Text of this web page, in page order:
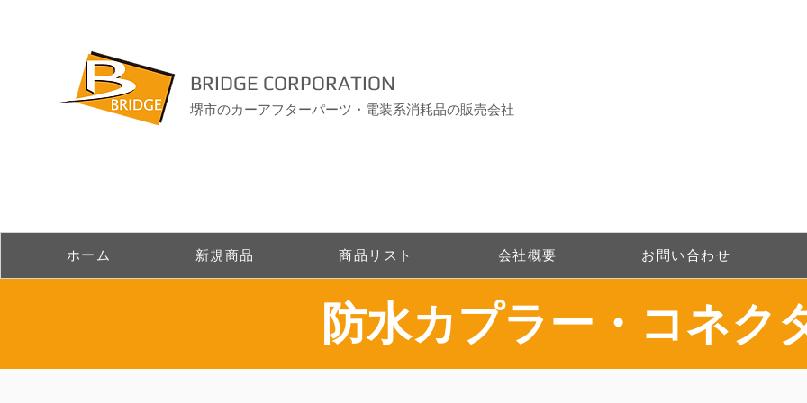
BRIDGE CORPORATION
堺市のカーアフターパーツ・電装系消耗品の販売会社
ホーム 新規商品 商品リスト 会社概要 お問い合わせ
防水カプラー・コネク